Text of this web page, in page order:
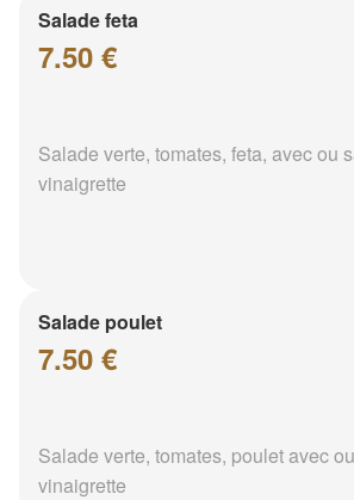
Salade feta
7.50 €
Salade verte, tomates, feta, avec ou
vinaigrette
Salade poulet
7.50 €
Salade verte, tomates, poulet avec
vinaigrette